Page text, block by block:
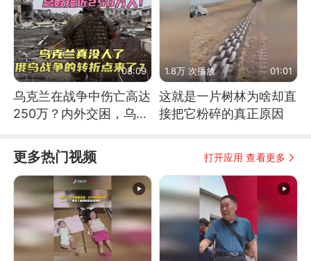
08:09
乌克兰在战争中伤亡高达
250万？内外交困，乌克
1.8万 次播放 01:01
这就是一片树林为啥却直
接把它粉碎的真正原因
更多热门视频 打开应用 查看更多